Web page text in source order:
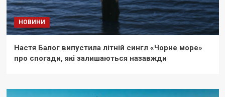
НОВИНИ
Настя Балог випустила літній сингл «Чорне море»
про спогади, які залишаються назавжди